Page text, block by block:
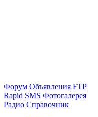
Форум Объявления FTP
Rapid SMS Фотогалерея
Радио Справочник